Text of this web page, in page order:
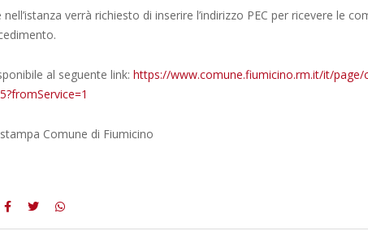
verrà richiesto di inserire l’indirizzo PEC per ricevere le
al seguente link: https://www.comune.fiumicino.rm.it/it/page/
Comune di Fiumicino